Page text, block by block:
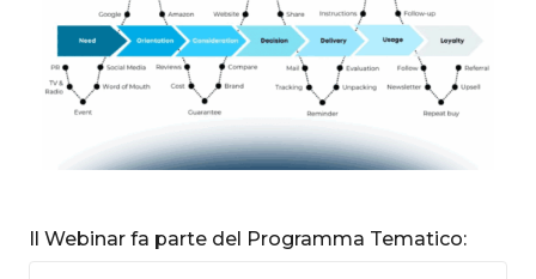
Il Webinar fa parte del Programma Tematico: